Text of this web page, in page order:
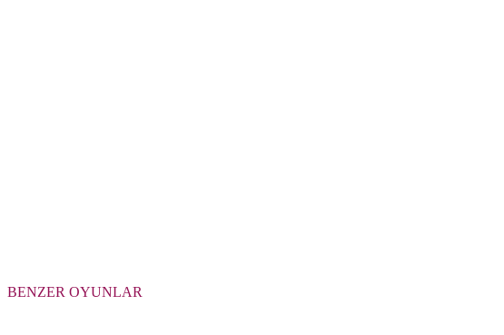
BENZER OYUNLAR